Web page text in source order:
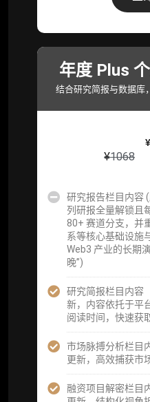
年度 Plus
结合研究简报与数据库
¥1068
¥
研究报告栏目内容
列研报全量解锁且
80+ 赛道分支，并
系等核心基础设施
Web3 产业的长期
晚”)
研究简报栏目内容
新，内容依托于平
阅读时间，快速获
市场脉搏分析栏目
更新，高效捕获市
融资项目解密栏目
系等核心基础设施
研究简报栏目内容
取研究对象核心判
市场脉搏分析、融
项目融资数据库
会员周报（一周精
解锁本会员权限的
词库（支持报告内
每日内参消息推送
研究方向沟通与反
定制化研究报告折